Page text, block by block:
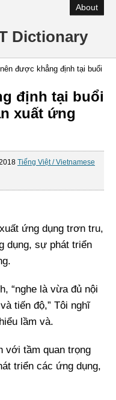
About
Dictionary
được khẳng định tại buổi
định tại buổi
xuất ứng
Tiếng Việt / Vietnamese
ứng dụng trơn tru,
dụng, sự phát triển
“nghe là vừa đủ nội
tiến độ,” Tôi nghĩ
lầm và.
với tầm quan trọng
triển các ứng dụng,